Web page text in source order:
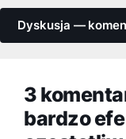
Dyskusja —
3
bardzo